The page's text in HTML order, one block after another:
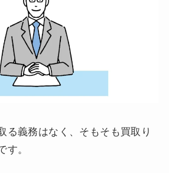
る義務はなく、そもそも買取り
す。